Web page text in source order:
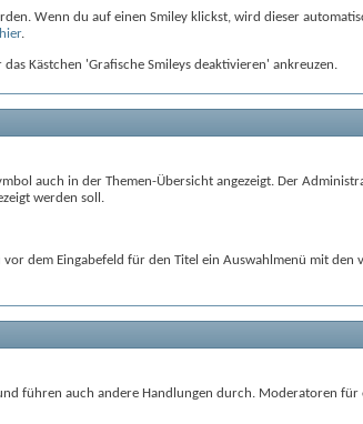
Wenn du auf einen Smiley klickst, wird dieser
hier.
Kästchen 'Grafische Smileys deaktivieren' ankreuzen.
auch in der Themen-Übersicht angezeigt. Der
werden soll.
dem Eingabefeld für den Titel ein Auswahlmenü mit den
führen auch andere Handlungen durch. Moderatoren für